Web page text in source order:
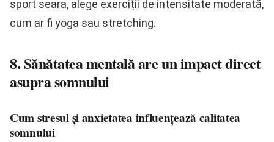
sport seara, alege exerciții de intensitate moderată,
cum ar fi yoga sau stretching.
8. Sănătatea mentală are un impact direct
asupra somnului
Cum stresul și anxietatea influențează calitatea
somnului